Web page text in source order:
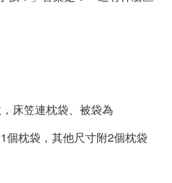
床笠連枕袋、被袋為
1個枕袋，其他尺寸附2個枕袋